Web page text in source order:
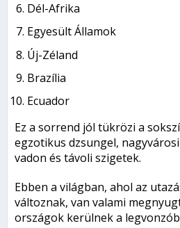
Dél-Afrika
Egyesült Államok
Új-Zéland
Brazília
Ecuador
Ez a sorrend jól tükrözi a
egzotikus dzsungel,
vadon és távoli szigetek.
Ebben a világban, ahol az
változnak, van valami
országok kerülnek a